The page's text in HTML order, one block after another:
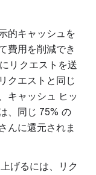
的キャッシュを
費用を削減でき
リクエストを送
クエストと同じ
キャッシュ ヒッ
、同じ 75% の
んに還元されま
げるには、リク